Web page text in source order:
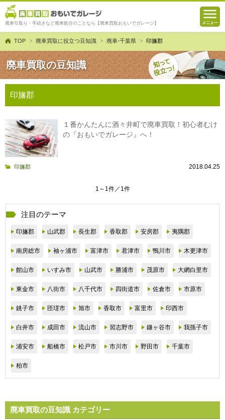
廃車引取り・手続きなど廃車処分のことなら【廃車買取おもいでガレージ】
TOP 廃車買取に役立つ豆知識 廃車-千葉県 印旛郡
廃車買取の豆知識
印旛郡
１番かんたんに酒々井町で廃車買取！初心者むけ
の『おもいでガレージ』へ！
印旛郡 2018.04.25
1～1件／1件
注目のテーマ
印旛郡 山武郡 長生郡 香取郡 安房郡 夷隅郡
南房総市 袖ヶ浦市 富津市 君津市 鴨川市 木更津市
館山市 いすみ市 山武市 勝浦市 茂原市 大網白里市
東金市 八街市 八千代市 四街道市 佐倉市 市原市
銚子市 匝瑳市 旭市 香取市 富里市 印西市
白井市 成田市 流山市 習志野市 鎌ヶ谷市 我孫子市
浦安市 船橋市 松戸市 市川市 野田市 千葉市
柏市
廃車買取の豆知識 カテゴリー